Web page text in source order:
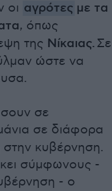
οι αγρότες με τα
, όπως
της Νίκαιας. Σε
ώστε να
σε
σε διάφορα
στην κυβέρνηση.
σύμφωνους -
- ο